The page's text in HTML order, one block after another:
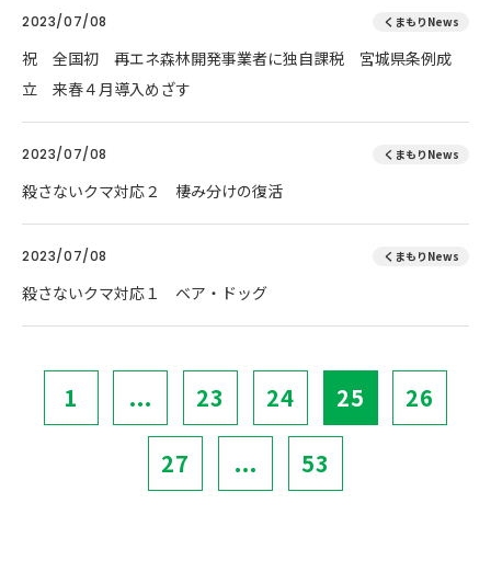
2023/07/08 くまもりNews
祝 全国初 再エネ森林開発事業者に独自課税 宮城県条例成
立 来春４月導入めざす
2023/07/08 くまもりNews
殺さないクマ対応２ 棲み分けの復活
2023/07/08 くまもりNews
殺さないクマ対応１ ベア・ドッグ
1 ... 23 24 25 26
27 ... 53